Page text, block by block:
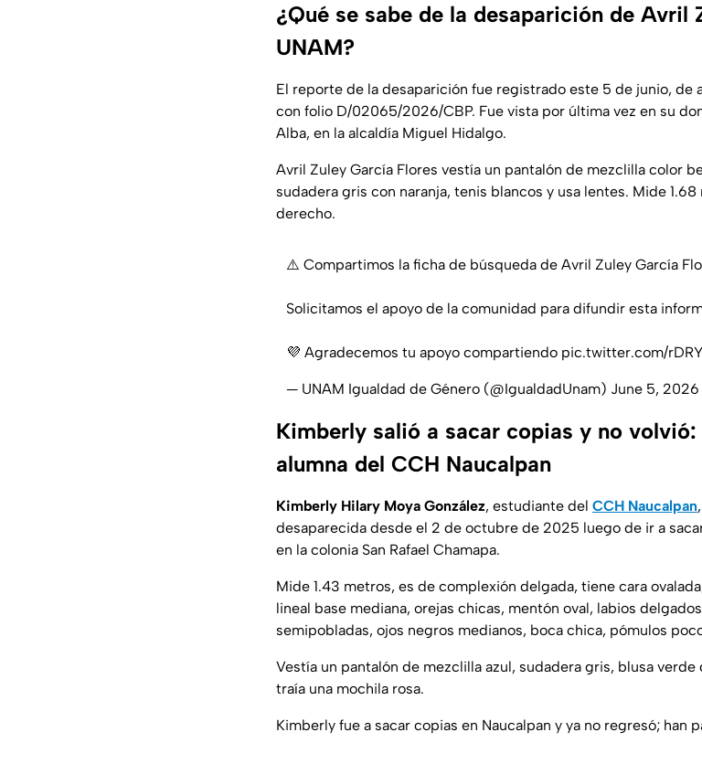
¿Qué se sabe de la desaparición de Avril
UNAM?
El reporte de la desaparición fue registrado este 5 de junio,
con folio D/02065/2026/CBP. Fue vista por última vez en su
Alba, en la alcaldía Miguel Hidalgo.
Avril Zuley García Flores vestía un pantalón de mezclilla color
sudadera gris con naranja, tenis blancos y usa lentes. Mide
derecho.
⚠️ Compartimos la ficha de búsqueda de Avril Zuley García
Solicitamos el apoyo de la comunidad para difundir esta
💜 Agradecemos tu apoyo compartiendo pic.twitter.com/
— UNAM Igualdad de Género (@IgualdadUnam) June 5, 2026
Kimberly salió a sacar copias y no volvió:
alumna del CCH Naucalpan
Kimberly Hilary Moya González, estudiante del CCH Naucalpan
desaparecida desde el 2 de octubre de 2025 luego de ir a
en la colonia San Rafael Chamapa.
Mide 1.43 metros, es de complexión delgada, tiene cara
lineal base mediana, orejas chicas, mentón oval, labios
semipobladas, ojos negros medianos, boca chica, pómulos
Vestía un pantalón de mezclilla azul, sudadera gris, blusa
traía una mochila rosa.
Kimberly fue a sacar copias en Naucalpan y ya no regresó; han